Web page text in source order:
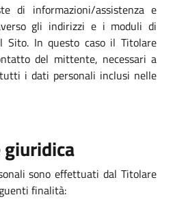
di informazioni/assistenza e
gli indirizzi e i moduli di
Sito. In questo caso il Titolare
del mittente, necessari a
i dati personali inclusi nelle
giuridica
sono effettuati dal Titolare
finalità: